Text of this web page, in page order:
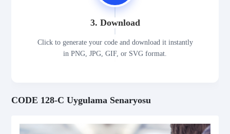
3. Download
Click to generate your code and download it instantly
in PNG, JPG, GIF, or SVG format.
CODE 128-C Uygulama Senaryosu